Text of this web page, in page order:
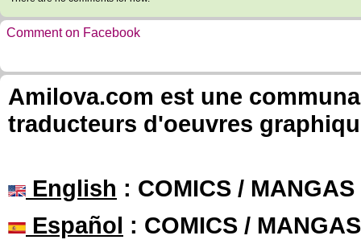
Comment on Facebook
Amilova.com est une
traducteurs d'oeuvres
English : COMICS /
Español : COMICS /